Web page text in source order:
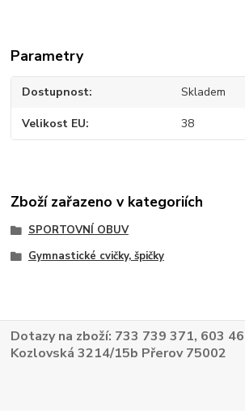
Parametry
Dostupnost Skladem
Velikost EU 38
Zboží zařazeno v kategoriích
SPORTOVNÍ OBUV
Gymnastické cvičky, špičky
Dotazy na zboží: 733 739 371, 603
Kozlovská 3214/15b Přerov 75002